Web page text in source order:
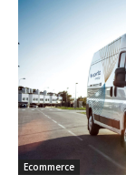
Ecommerce